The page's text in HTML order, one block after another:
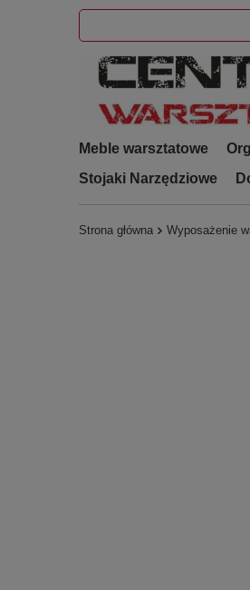
Meble warsztatowe
Stojaki Narzędziowe
Strona główna Wyposażenie